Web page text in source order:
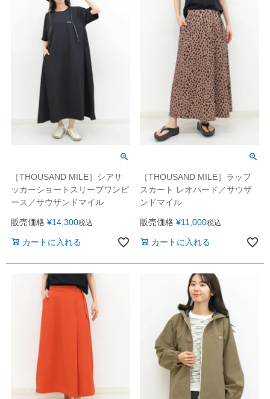
［THOUSAND MILE］シアサ
ッカーショートスリーブワンピ
ース／サウザンドマイル
販売価格 ¥14,300税込
カートに入れる
［THOUSAND MILE］ラップ
スカート レオパード／サウザ
ンドマイル
販売価格 ¥11,000税込
カートに入れる